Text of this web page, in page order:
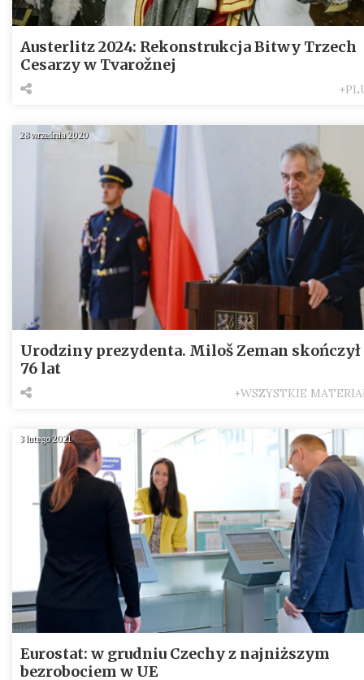
Austerlitz 2024: Rekonstrukcja Bitwy Trzech
Cesarzy w Tvarožnej
28 września 2020
Urodziny prezydenta. Miloš Zeman skończył
76 lat
+WSZYSTKIE
3 lutego 2021
Eurostat: w grudniu Czechy z najniższym
bezrobociem w UE